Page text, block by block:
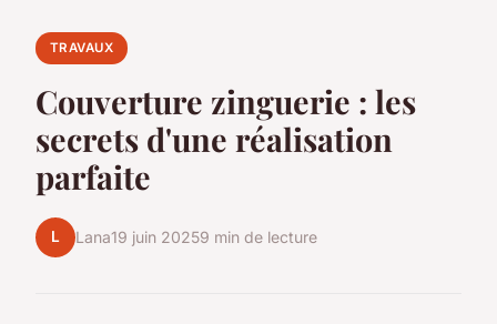
TRAVAUX
Couverture zinguerie : les
secrets d'une réalisation
parfaite
L Lana19 juin 20259 min de lecture